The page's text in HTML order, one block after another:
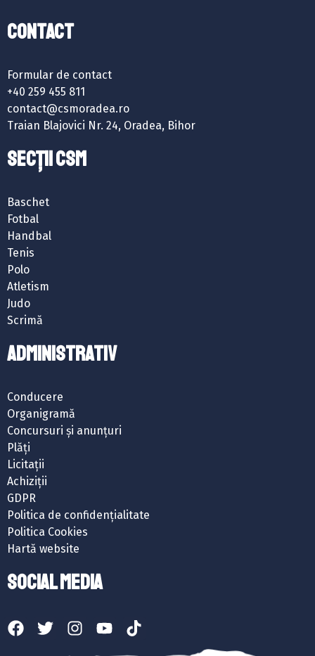
Contact
Formular de contact
+40 259 455 811
contact@csmoradea.ro
Traian Blajovici Nr. 24, Oradea, Bihor
SECȚII CSM
Baschet
Fotbal
Handbal
Tenis
Polo
Atletism
Judo
Scrimă
ADMINISTRATIV
Conducere
Organigramă
Concursuri și anunțuri
Plăți
Licitații
Achiziții
GDPR
Politica de confidențialitate
Politica Cookies
Hartă website
SOCIAL MEDIA